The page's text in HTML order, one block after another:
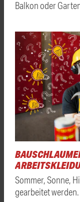
Balkon oder
Sommer, Sonne,
gearbeitet